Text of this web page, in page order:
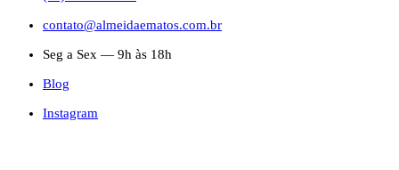
contato@almeidaematos.com.br
Seg a Sex — 9h às 18h
Blog
Instagram